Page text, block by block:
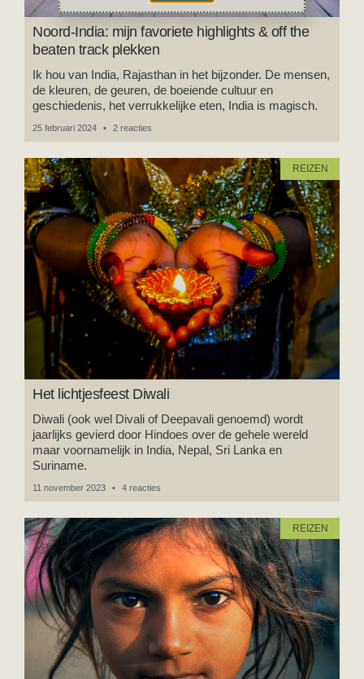
Noord-India: mijn favoriete highlights & off the
beaten track plekken
Ik hou van India, Rajasthan in het bijzonder. De mensen,
de kleuren, de geuren, de boeiende cultuur en
geschiedenis, het verrukkelijke eten, India is magisch.
25 februari 2024 2 reacties
REIZEN
Het lichtjesfeest Diwali
Diwali (ook wel Divali of Deepavali genoemd) wordt
jaarlijks gevierd door Hindoes over de gehele wereld
maar voornamelijk in India, Nepal, Sri Lanka en
Suriname.
11 november 2023 4 reacties
REIZEN